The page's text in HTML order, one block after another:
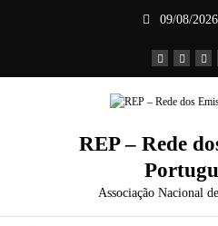
09/08/2026
REP – Rede
Associação Nacional